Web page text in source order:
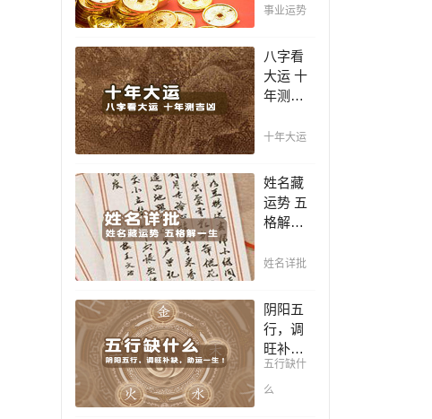
查看！
哪日出
最有财
官之
命，十
之八九
或富
读您的
事业天
赋，扭
不利困
事业运势
八字看
大运 十
年测吉
年一运
凶，未
来命运
全知
晓。
十年大运
姓名藏
运势 五
格解一
名判断
吉凶，
你的名
字真的
适合你
姓名详批
阴阳五
行，调
旺补
缺，助
运一
五行缺什
么